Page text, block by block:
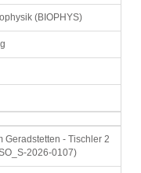
(BIOPHYS)
Geradstetten - Tischler 2
2026-0107)